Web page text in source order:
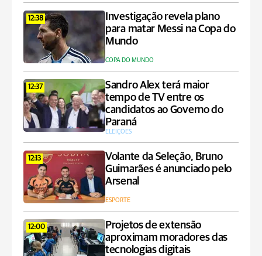
12:38
Investigação revela plano
para matar Messi na Copa do
Mundo
COPA DO MUNDO
12:37
Sandro Alex terá maior
tempo de TV entre os
candidatos ao Governo do
Paraná
ELEIÇÕES
12:13
Volante da Seleção, Bruno
Guimarães é anunciado pelo
Arsenal
ESPORTE
12:00
Projetos de extensão
aproximam moradores das
tecnologias digitais